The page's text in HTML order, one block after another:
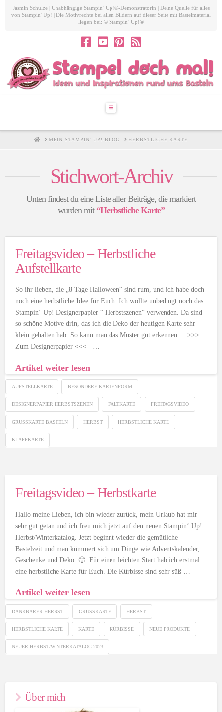
Jasmin Schulze | Unabhängige Stampin’ Up!®-Demonstratorin | Deine Quelle für alles
von Stampin' Up! | Die Motivrechte bei allen Bildern auf dieser Seite mit Bastelmaterial
liegen bei: © Stampin’ Up!®
Navigation
HOMEMEIN STAMPIN' UP!-BLOG HERBSTLICHE KARTE
Stichwort-Archiv
Unten findest du eine Liste aller Beiträge, die markiert
wurden mit “Herbstliche Karte”
Freitagsvideo – Herbstliche
Aufstellkarte
So ihr lieben, die „8 Tage Halloween“ sind rum, und ich habe doch
noch eine herbstliche Idee für Euch. Ich wollte unbedingt noch das
Stampin‘ Up! Designerpapier “ Herbstszenen“ verwenden. Da sind
so schöne Motive drin, das ich die Deko der heutigen Karte sehr
klein gehalten hab. So kann man das Muster gut erkennen. >>>
Zum Designerpapier <<< …
Artikel weiter lesen
AUFSTELLKARTE BESONDERE KARTENFORM
DESIGNERPAPIER HERBSTSZENEN FALTKARTE FREITAGSVIDEO
GRUSSKARTE BASTELN HERBST HERBSTLICHE KARTE
KLAPPKARTE
Freitagsvideo – Herbstkarte
Hallo meine Lieben, ich bin wieder zurück, mein Urlaub hat mir
sehr gut getan und ich freu mich jetzt auf den neuen Stampin‘ Up!
Herbst/Winterkatalog. Jetzt beginnt wieder die gemütliche
Bastelzeit und man kümmert sich um Dinge wie Adventskalender,
Geschenke und Deko. 🙂 Für einen leichten Start hab ich erstmal
eine herbstliche Karte für Euch. Die Kürbisse sind sehr süß …
Artikel weiter lesen
DANKBARER HERBST GRUSSKARTE HERBST
HERBSTLICHE KARTE KARTE KÜRBISSE NEUE PRODUKTE
NEUER HERBST/WINTERKATALOG 2023
Über mich